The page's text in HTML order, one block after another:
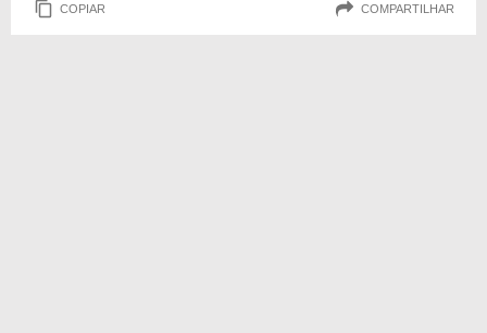
COPIAR COMPARTILHAR